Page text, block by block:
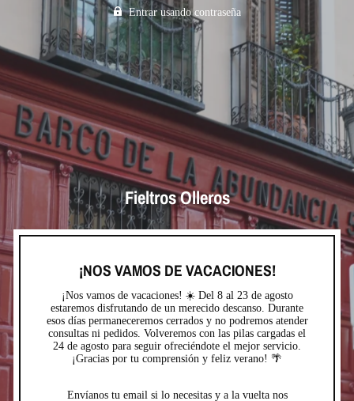
Entrar usando contraseña
Fieltros Olleros
¡NOS VAMOS DE VACACIONES!
¡Nos vamos de vacaciones! ☀️ Del 8 al 23 de agosto
estaremos disfrutando de un merecido descanso. Durante
esos días permaneceremos cerrados y no podremos atender
consultas ni pedidos. Volveremos con las pilas cargadas el
24 de agosto para seguir ofreciéndote el mejor servicio.
¡Gracias por tu comprensión y feliz verano! 🌴
Envíanos tu email si lo necesitas y a la vuelta nos